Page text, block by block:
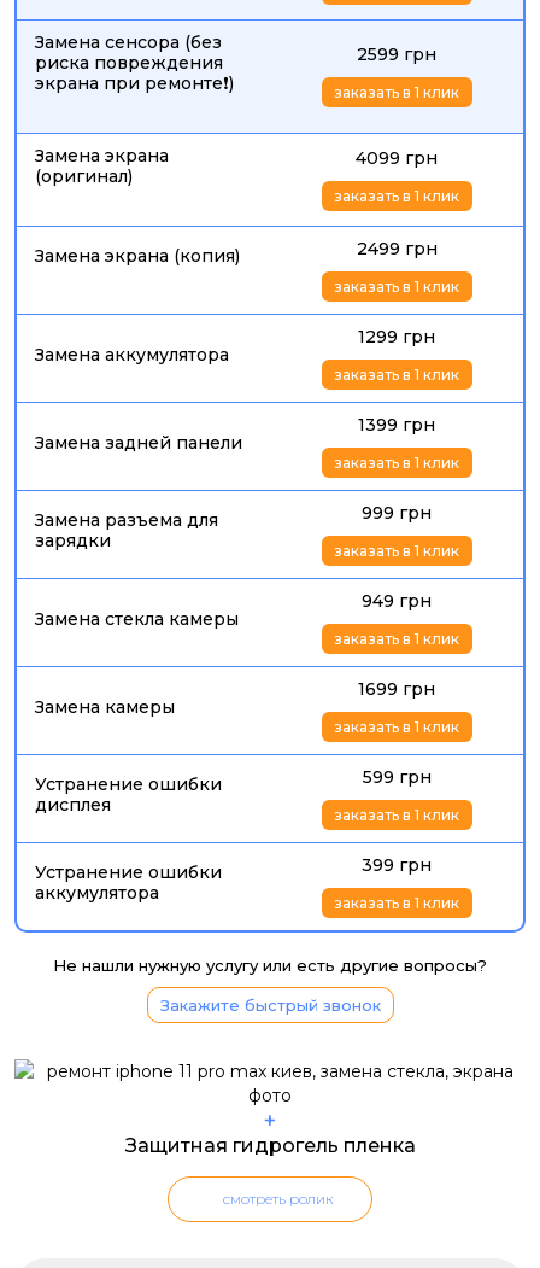
Замена сенсора (без
риска повреждения
экрана при ремонте❗)
2599 грн
заказать в 1 клик
Замена экрана
(оригинал)
4099 грн
заказать в 1 клик
Замена экрана (копия) 2499 грн
заказать в 1 клик
Замена аккумулятора
1299 грн
заказать в 1 клик
Замена задней панели
1399 грн
заказать в 1 клик
Замена разъема для
зарядки
999 грн
заказать в 1 клик
Замена стекла камеры
949 грн
заказать в 1 клик
Замена камеры
1699 грн
заказать в 1 клик
Устранение ошибки
дисплея
599 грн
заказать в 1 клик
Устранение ошибки
аккумулятора
399 грн
заказать в 1 клик
Не нашли нужную услугу или есть другие вопросы?
Закажите быстрый звонок
+
Защитная гидрогель пленка
смотреть ролик